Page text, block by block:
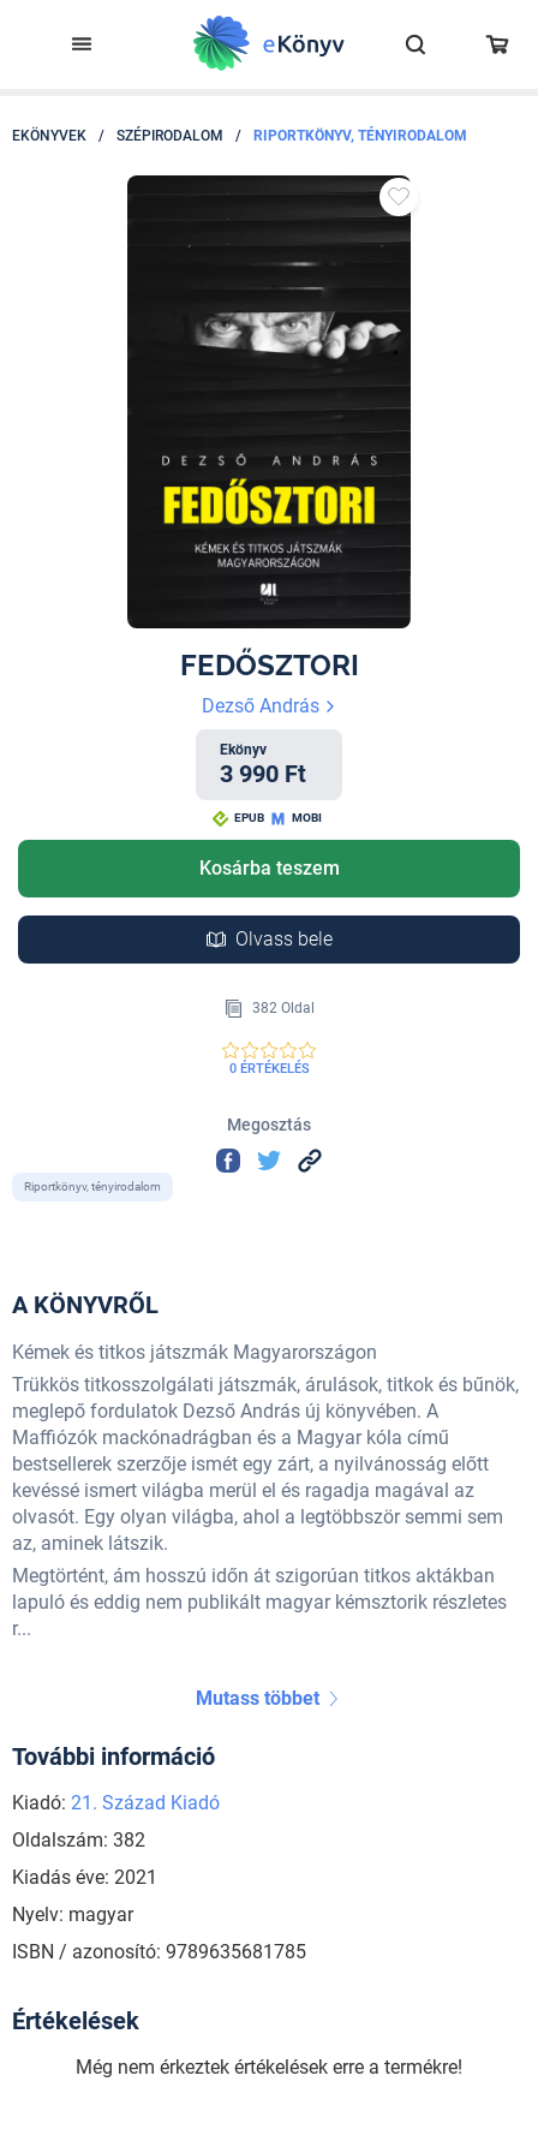
EKÖNYVEK / SZÉPIRODALOM / RIPORTKÖNYV, TÉNYIRODALOM
FEDŐSZTORI
Dezső András
Ekönyv
3 990 Ft
EPUB MOBI
Kosárba teszem
Olvass bele
382 Oldal
0 ÉRTÉKELÉS
Megosztás
Riportkönyv, tényirodalom
A KÖNYVRŐL
Kémek és titkos játszmák Magyarországon
Trükkös titkosszolgálati játszmák, árulások, titkok és bűnök,
meglepő fordulatok Dezső András új könyvében. A
Maffiózók mackónadrágban és a Magyar kóla című
bestsellerek szerzője ismét egy zárt, a nyilvánosság előtt
kevéssé ismert világba merül el és ragadja magával az
olvasót. Egy olyan világba, ahol a legtöbbször semmi sem
az, aminek látszik.
Megtörtént, ám hosszú időn át szigorúan titkos aktákban
lapuló és eddig nem publikált magyar kémsztorik részletes
r...
Mutass többet
További információ
Kiadó: 21. Század Kiadó
Oldalszám: 382
Kiadás éve: 2021
Nyelv: magyar
ISBN / azonosító: 9789635681785
Értékelések
Még nem érkeztek értékelések erre a termékre!